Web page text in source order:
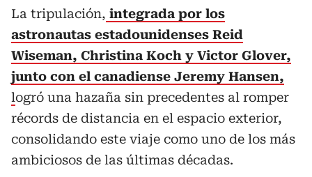
La tripulación, integrada por los
astronautas estadounidenses Reid
Wiseman, Christina Koch y Victor Glover,
junto con el canadiense Jeremy Hansen,
logró una hazaña sin precedentes al romper
récords de distancia en el espacio exterior,
consolidando este viaje como uno de los más
ambiciosos de las últimas décadas.